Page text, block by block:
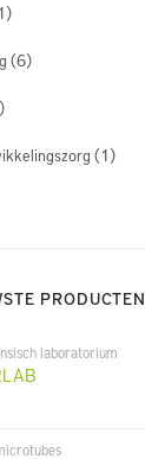
(6)
(1)
PRODUCTEN
laboratorium